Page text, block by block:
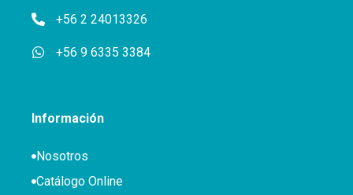
+56 2 24013326
+56 9 6335 3384
Información
Nosotros
Catálogo Online